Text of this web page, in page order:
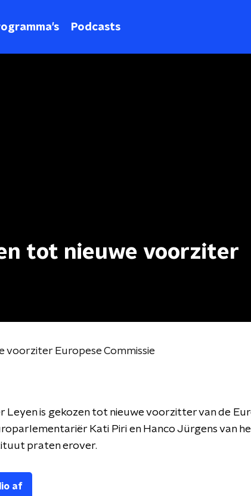
Podcasts
tot nieuwe voorziter
voorziter Europese Commissie
Leyen is gekozen tot nieuwe voorzitter van de
Kati Piri en Hanco Jürgens van
praten erover.
af